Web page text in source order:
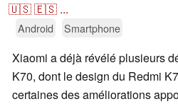
🇺🇸🇪🇸 ...
Android Smartphone
Xiaomi a déjà révélé plusieurs
K70, dont le design du Redmi
certaines des améliorations